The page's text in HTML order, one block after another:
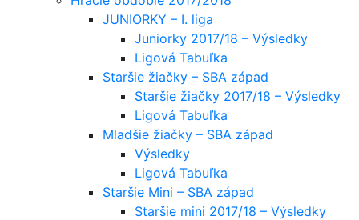
JUNIORKY – I. liga
Juniorky 2017/18 – Výsledky
Ligová Tabuľka
Staršie žiačky – SBA západ
Staršie žiačky 2017/18 – Výsledky
Ligová Tabuľka
Mladšie žiačky – SBA západ
Výsledky
Ligová Tabuľka
Staršie Mini – SBA západ
Staršie mini 2017/18 – Výsledky